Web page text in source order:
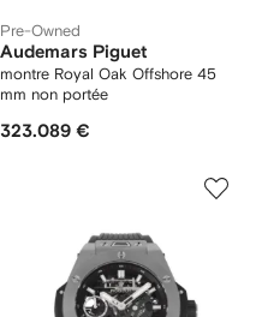
Pre-Owned
Audemars Piguet
montre Royal Oak Offshore 45
mm non portée
323.089 €